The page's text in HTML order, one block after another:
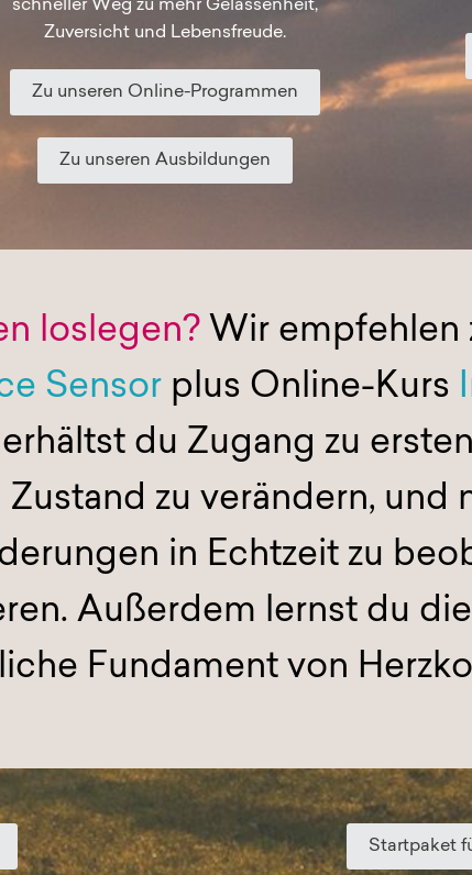
schneller Weg zu mehr Gelassenheit,
Zuversicht und Lebensfreude.
Zu unseren Online-Programmen
Zu unseren Ausbildungen
loslegen? Wir empfehlen
Sensor plus Online-Kurs
du Zugang zu
zu verändern, und
in Echtzeit zu
Außerdem lernst du
Fundament von
Startpaket